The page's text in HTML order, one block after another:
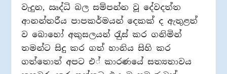
වැදුන, ඍද්ධි බල සම්පන්න වූ දේවදත්ත
ආනන්තරීය පාපකර්මයන් දෙකක් ද ඇතුළත්
ව බොහෝ අකුසලයන් රැුස් කර ගනිමින්
තමන්ට සිදු කර ගත් හානිය සිහි කර
ගත්තොත් අපට එ් කාරණයේ සත්‍යතාවය